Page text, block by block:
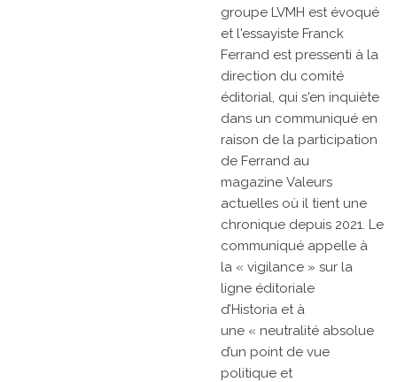
groupe LVMH est évoqué
et l'essayiste Franck
Ferrand est pressenti à la
direction du comité
éditorial, qui s'en inquiète
dans un communiqué en
raison de la participation
de Ferrand au
magazine Valeurs
actuelles où il tient une
chronique depuis 2021. Le
communiqué appelle à
la « vigilance » sur la
ligne éditoriale
d’Historia et à
une « neutralité absolue
d’un point de vue
politique et